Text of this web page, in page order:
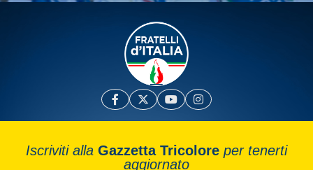
Iscriviti alla Gazzetta Tricolore per tenerti
aggiornato